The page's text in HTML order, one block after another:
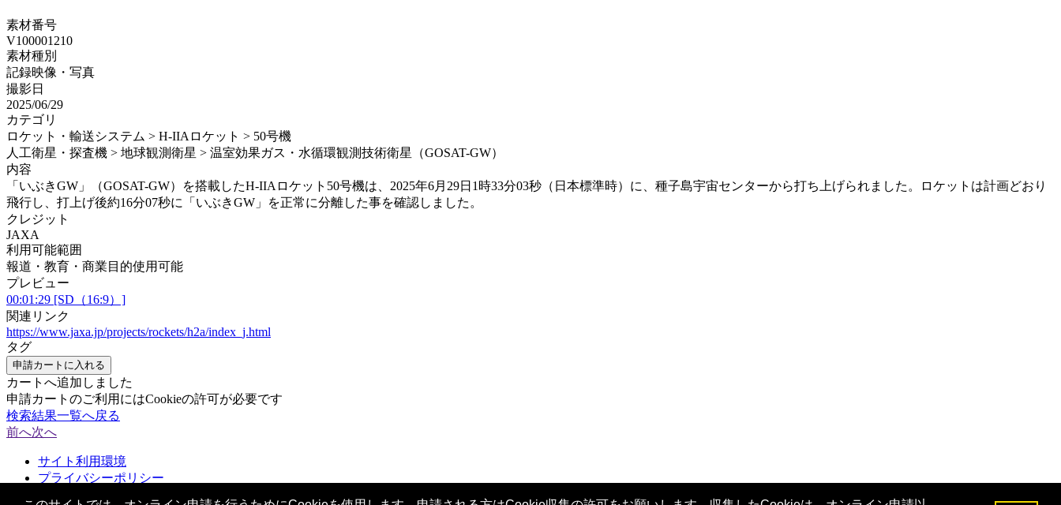
素材番号
V100001210
素材種別
記録映像・写真
撮影日
2025/06/29
カテゴリ
ロケット・輸送システム > H-IIAロケット > 50号機
人工衛星・探査機 > 地球観測衛星 > 温室効果ガス・水循環観測技術衛星（GOSAT-GW）
内容
「いぶきGW」（GOSAT-GW）を搭載したH-IIAロケット50号機は、2025年6月29日1時33分03秒（日本標準時）に、種子島宇宙センターから打ち上げられました。ロケットは計画どおり
飛行し、打上げ後約16分07秒に「いぶきGW」を正常に分離した事を確認しました。
クレジット
JAXA
利用可能範囲
報道・教育・商業目的使用可能
プレビュー
00:01:29 [SD（16:9）]
関連リンク
https://www.jaxa.jp/projects/rockets/h2a/index_j.html
タグ
申請カートに入れる
カートへ追加しました
申請カートのご利用にはCookieの許可が必要です
検索結果一覧へ戻る
前へ次へ
サイト利用環境
プライバシーポリシー